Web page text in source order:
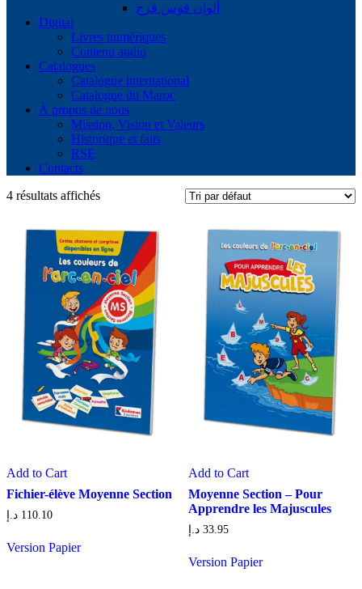
ألوان قوس قزح
Digital
Livres numériques
Contenu audio
Catalogues
Catalogue international
Catalogue du Maroc
À propos de nous
Mission, Vision et Valeurs
Historique et faits
RSE
Contacts
4 résultats affichés
Add to Cart
Fichier-élève Moyenne Section
110.10 د.إ
Version Papier
Add to Cart
Moyenne Section – Pour
Apprendre les Majuscules
33.95 د.إ
Version Papier